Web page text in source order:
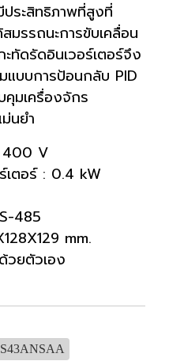
ระสิทธิภาพที่สูงที่
รรถนะการขับเคลื่อน
ทัดรัดอินเวอร์เตอร์จึง
บบการป้อนกลับ PID
มเครื่องจักร
นยำ
400 V
เตอร์ : 0.4 kW
485
mm.
วยตัวเอง